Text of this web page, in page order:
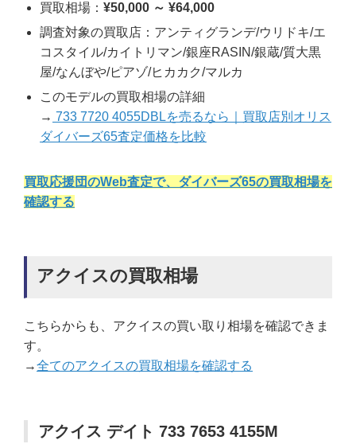
買取相場： ¥50,000 ～ ¥64,000
調査対象の買取店：アンティグランデ/ウリドキ/エ
コスタイル/カイトリマン/銀座RASIN/銀蔵/質大黒
屋/なんぼや/ピアゾ/ヒカカク/マルカ
このモデルの買取相場の詳細
→ 733 7720 4055DBLを売るなら｜買取店別オリス
ダイバーズ65査定価格を比較
買取応援団のWeb査定で、ダイバーズ65の買取相場を
確認する
アクイスの買取相場
こちらからも、アクイスの買い取り相場を確認できま
す。
→全てのアクイスの買取相場を確認する
アクイス デイト 733 7653 4155M